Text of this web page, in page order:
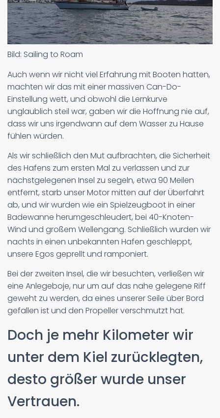
Bild: Sailing to Roam
Auch wenn wir nicht viel Erfahrung mit Booten hatten,
machten wir das mit einer massiven Can-Do-
Einstellung wett, und obwohl die Lernkurve
unglaublich steil war, gaben wir die Hoffnung nie auf,
dass wir uns irgendwann auf dem Wasser zu Hause
fühlen würden.
Als wir schließlich den Mut aufbrachten, die Sicherheit
des Hafens zum ersten Mal zu verlassen und zur
nächstgelegenen Insel zu segeln, etwa 90 Meilen
entfernt, starb unser Motor mitten auf der Überfahrt
ab, und wir wurden wie ein Spielzeugboot in einer
Badewanne herumgeschleudert, bei 40-Knoten-
Wind und großem Wellengang. Schließlich wurden wir
nachts in einen unbekannten Hafen geschleppt,
unsere Egos geprellt und ramponiert.
Bei der zweiten Insel, die wir besuchten, verließen wir
eine Anlegeboje, nur um auf das nahe gelegene Riff
geweht zu werden, da eines unserer Seile über Bord
gefallen ist und den Propeller verschmutzt hat.
Doch je mehr Kilometer wir
unter dem Kiel zurücklegten,
desto größer wurde unser
Vertrauen.